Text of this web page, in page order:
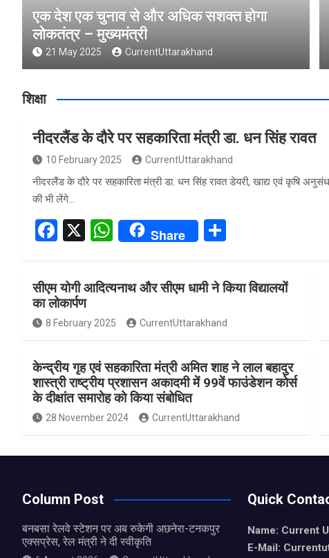
एक देश एक चुनाव से और अधिक सशक्त होगा
लोकतंत्र – मुख्यमंत्री
21 May 2025 CurrentUttarakhand
शिक्षा
नीदरलैंड के दौरे पर सहकारिता मंत्री डा. धन सिंह रावत
10 February 2025 CurrentUttarakhand
नीदरलैंड के दौरे पर सहकारिता मंत्री डा. धन सिंह रावत डेयरी, खाद्य एवं कृषि
की भी लेंगे…
F
ce
b
o
o
k
X
W
s
A
p
p
Share
ar
e
सीएम योगी आदित्यनाथ और सीएम धामी ने किया विद्यालयों
का लोकार्पण
8 February 2025 CurrentUttarakhand
केन्द्रीय गृह एवं सहकारिता मंत्री अमित शाह ने लाल बहादुर
शास्त्री राष्ट्रीय प्रशासन अकादमी में 99वें फाउंडेशन कोर्स
के दीक्षांत समारोह को किया संबोधित
28 November 2024 CurrentUttarakhand
Column Post
बनबसा रेलवे स्टेशन पर अब रुकेगी अछनेरा-टनकपुर
एक्सप्रेस, रेल मंत्री ने दी स्वीकृति
Quick
Name: Current
E-Mail: